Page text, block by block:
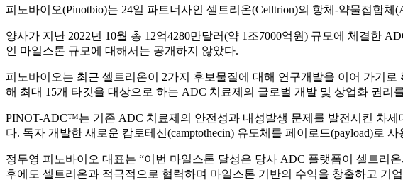
피노바이오(Pinotbio)는 24일 파트너사인 셀트리온(Celltrion)의 항체-약물접합
양사가 지난 2022년 10월 총 12억4280만달러(약 1조7000억원) 규모에 체결한
인 마일스톤 규모에 대해서는 공개하지 않았다.
피노바이오는 최근 셀트리온이 2가지 후보물질에 대해 연구개발을 이어 가기
해 최대 15개 타깃을 대상으로 하는 ADC 치료제의 글로벌 개발 및 상업화 권리
PINOT-ADC™는 기존 ADC 치료제의 안전성과 내성발생 문제를 발전시킨 차
다. 독자 개발한 새로운 캄토테신(camptothecin) 유도체를 페이로드(payload)로
정두영 피노바이오 대표는 “이번 마일스톤 달성은 당사 ADC 플랫폼이 셀트리
후에도 셀트리온과 적극적으로 협력하며 마일스톤 기반의 수익을 창출하고 기